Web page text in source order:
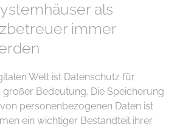
als
immer
Welt ist Datenschutz für
Bedeutung. Die Speicherung
personenbezogenen Daten ist
ein wichtiger Bestandteil ihrer